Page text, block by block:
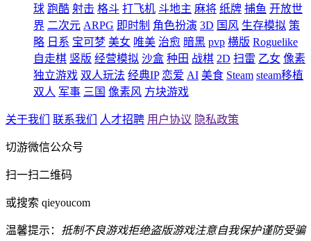
球 跑酷 射击 格斗 打飞机 斗地主 麻将 纸牌 捕鱼 开放世
界 二次元 ARPG 即时制 角色扮演 3D 国风 生存模拟 策
略 日系 宝可梦 美女 唯美 治愈 暗黑 pvp 横版 Roguelike
自走棋 竖版 经营模拟 沙盒 种田 战棋 2D 扫雷 乙女 像素
独立游戏 双人玩法 经典IP 恋爱 AI 美食 Steam steam移植
双人 军事 三国 像素风 方块游戏
关于我们 联系我们 人才招聘 用户协议 隐私政策
切游微信公众号
扫一扫二维码
或搜索 qieyoucom
温馨提示： 抵制不良游戏拒绝盗版游戏注意自我保护谨防受骗